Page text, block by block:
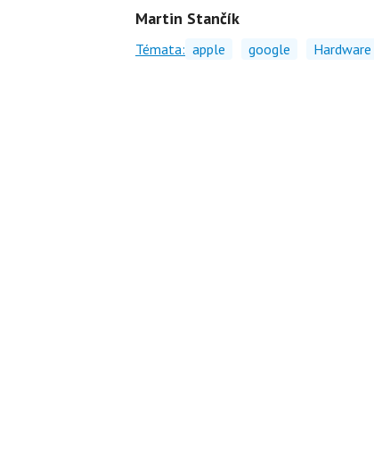
Martin Stančík
Témata: apple google Hardware